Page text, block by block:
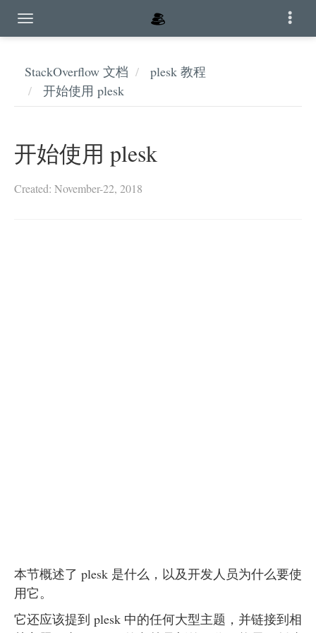
StackOverflow 文档
plesk 教程
开始使用 plesk
开始使用 plesk
Created: November-22, 2018
本节概述了 plesk 是什么，以及开发人员为什么要使
用它。
它还应该提到 plesk 中的任何大型主题，并链接到相